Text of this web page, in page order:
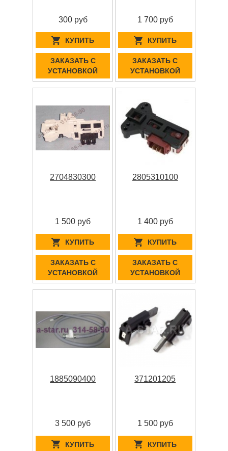
300 руб
КУПИТЬ
ЗАКАЗАТЬ С
УСТАНОВКОЙ
1 700 руб
КУПИТЬ
ЗАКАЗАТЬ С
УСТАНОВКОЙ
2704830300
1 500 руб
КУПИТЬ
ЗАКАЗАТЬ С
УСТАНОВКОЙ
2805310100
1 400 руб
КУПИТЬ
ЗАКАЗАТЬ С
УСТАНОВКОЙ
1885090400
3 500 руб
КУПИТЬ
371201205
1 500 руб
КУПИТЬ